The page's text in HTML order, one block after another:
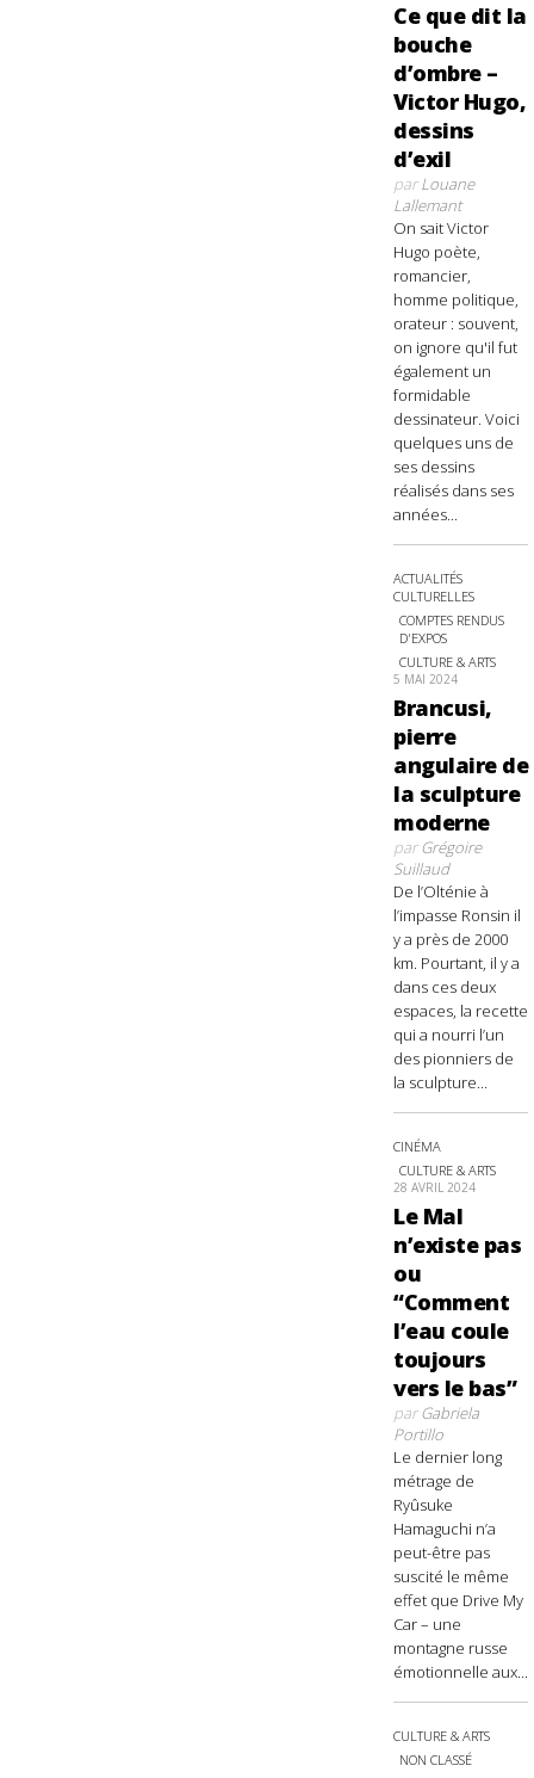
Ce que dit la
bouche
d’ombre –
Victor Hugo,
dessins
d’exil
parLouane
Lallemant
On sait Victor
Hugo poète,
romancier,
homme politique,
orateur : souvent,
on ignore qu'il fut
également un
formidable
dessinateur. Voici
quelques uns de
ses dessins
réalisés dans ses
années...
ACTUALITÉS
CULTURELLES
COMPTES RENDUS
D'EXPOS
CULTURE & ARTS
5 MAI 2024
Brancusi,
pierre
angulaire de
la sculpture
moderne
parGrégoire
Suillaud
De l’Olténie à
l’impasse Ronsin il
y a près de 2000
km. Pourtant, il y a
dans ces deux
espaces, la recette
qui a nourri l’un
des pionniers de
la sculpture...
CINÉMA
CULTURE & ARTS
28 AVRIL 2024
Le Mal
n’existe pas
ou
“Comment
l’eau coule
toujours
vers le bas”
parGabriela
Portillo
Le dernier long
métrage de
Ryûsuke
Hamaguchi n’a
peut-être pas
suscité le même
effet que Drive My
Car – une
montagne russe
émotionnelle aux...
CULTURE & ARTS
NON CLASSÉ